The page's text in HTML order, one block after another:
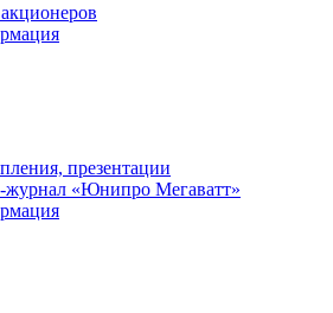
презентации
«Юнипро Мегаватт»